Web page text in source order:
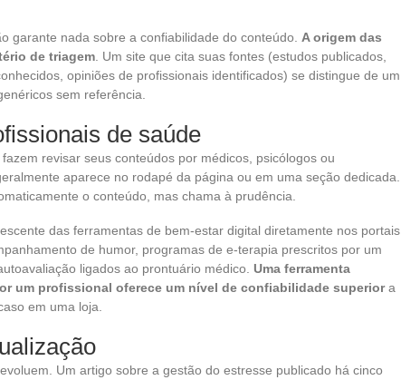
garante nada sobre a confiabilidade do conteúdo. A origem das
de triagem . Um site que cita suas fontes (estudos publicados,
opiniões de profissionais identificados) se distingue de um
sem referência.
de saúde
revisar seus conteúdos por médicos, psicólogos ou
aparece no rodapé da página ou em uma seção dedicada.
o conteúdo, mas chama à prudência.
das ferramentas de bem-estar digital diretamente nos portais
de humor, programas de e-terapia prescritos por um
ligados ao prontuário médico. Uma ferramenta
um profissional oferece um nível de confiabilidade superiora
em uma loja.
Um artigo sobre a gestão do estresse publicado há cinco